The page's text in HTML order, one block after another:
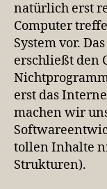
natürlich erst
Computer
System vor.
erschließt den
erst das
machen wir
tollen Inhalte
Strukturen).